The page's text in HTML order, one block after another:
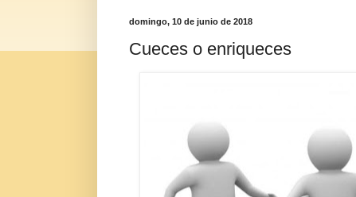
domingo, 10 de junio de 2018
Cueces o enriqueces